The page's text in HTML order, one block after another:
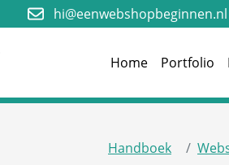
hi@eenwebshopbeginnen.nl
Home Portfolio
Handboek